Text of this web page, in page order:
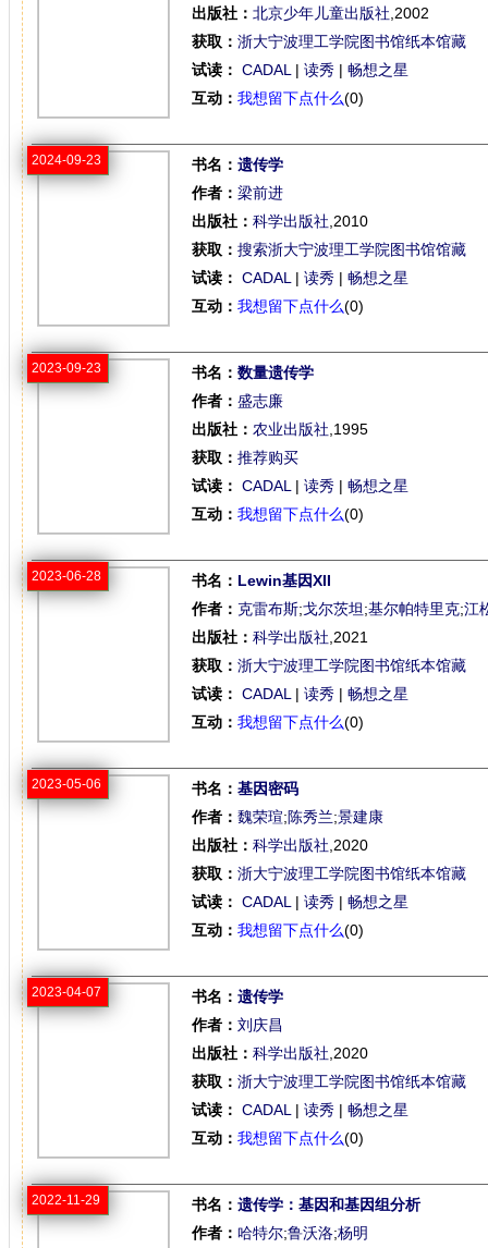
出版社： 北京少年儿童出版社 ,2002
获取： 浙大宁波理工学院图书馆纸本馆藏
试读： CADAL | 读秀 | 畅想之星
互动： 我想留下点什么(0)
2024-09-23 书名： 遗传学
作者： 梁前进
出版社： 科学出版社 ,2010
获取： 搜索浙大宁波理工学院图书馆馆藏
试读： CADAL | 读秀 | 畅想之星
互动： 我想留下点什么(0)
2023-09-23 书名： 数量遗传学
作者： 盛志廉
出版社： 农业出版社 ,1995
获取： 推荐购买
试读： CADAL | 读秀 | 畅想之星
互动： 我想留下点什么(0)
2023-06-28 书名： Lewin基因XII
作者： 克雷布斯;戈尔茨坦;基尔帕特里克;江
出版社： 科学出版社 ,2021
获取： 浙大宁波理工学院图书馆纸本馆藏
试读： CADAL | 读秀 | 畅想之星
互动： 我想留下点什么(0)
2023-05-06 书名： 基因密码
作者： 魏荣瑄;陈秀兰;景建康
出版社： 科学出版社 ,2020
获取： 浙大宁波理工学院图书馆纸本馆藏
试读： CADAL | 读秀 | 畅想之星
互动： 我想留下点什么(0)
2023-04-07 书名： 遗传学
作者： 刘庆昌
出版社： 科学出版社 ,2020
获取： 浙大宁波理工学院图书馆纸本馆藏
试读： CADAL | 读秀 | 畅想之星
互动： 我想留下点什么(0)
2022-11-29 书名： 遗传学：基因和基因组分析
作者： 哈特尔;鲁沃洛;杨明